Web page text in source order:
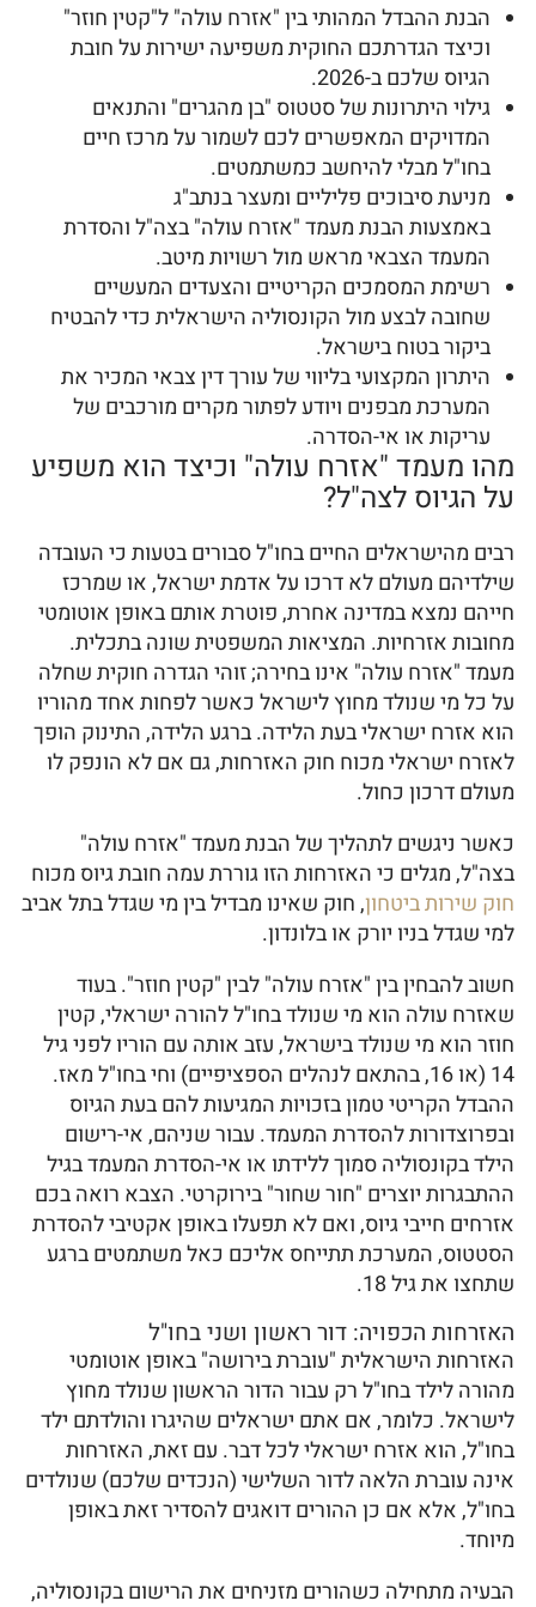
הבנת ההבדל המהותי בין "אזרח עולה" ל"קטין חוזר"
וכיצד הגדרתכם החוקית משפיעה ישירות על חובת
הגיוס שלכם ב-2026.
גילוי היתרונות של סטטוס "בן מהגרים" והתנאים
המדויקים המאפשרים לכם לשמור על מרכז חיים
בחו"ל מבלי להיחשב כמשתמטים.
מניעת סיבוכים פליליים ומעצר בנתב"ג
באמצעות הבנת מעמד "אזרח עולה" בצה"ל והסדרת
המעמד הצבאי מראש מול רשויות מיטב.
רשימת המסמכים הקריטיים והצעדים המעשיים
שחובה לבצע מול הקונסוליה הישראלית כדי להבטיח
ביקור בטוח בישראל.
היתרון המקצועי בליווי של עורך דין צבאי המכיר את
המערכת מבפנים ויודע לפתור מקרים מורכבים של
עריקות או אי-הסדרה.
מהו מעמד "אזרח עולה" וכיצד הוא משפיע
על הגיוס לצה"ל?
רבים מהישראלים החיים בחו"ל סבורים בטעות כי העובדה
שילדיהם מעולם לא דרכו על אדמת ישראל, או שמרכז
חייהם נמצא במדינה אחרת, פוטרת אותם באופן אוטומטי
מחובות אזרחיות. המציאות המשפטית שונה בתכלית.
מעמד "אזרח עולה" אינו בחירה; זוהי הגדרה חוקית שחלה
על כל מי שנולד מחוץ לישראל כאשר לפחות אחד מהוריו
הוא אזרח ישראלי בעת הלידה. ברגע הלידה, התינוק הופך
לאזרח ישראלי מכוח חוק האזרחות, גם אם לא הונפק לו
מעולם דרכון כחול.
כאשר ניגשים לתהליך של הבנת מעמד "אזרח עולה"
בצה"ל, מגלים כי האזרחות הזו גוררת עמה חובת גיוס מכוח
חוק שירות ביטחון, חוק שאינו מבדיל בין מי שגדל בתל אביב
למי שגדל בניו יורק או בלונדון.
חשוב להבחין בין "אזרח עולה" לבין "קטין חוזר". בעוד
שאזרח עולה הוא מי שנולד בחו"ל להורה ישראלי, קטין
חוזר הוא מי שנולד בישראל, עזב אותה עם הוריו לפני גיל
14 (או 16, בהתאם לנהלים הספציפיים) וחי בחו"ל מאז.
ההבדל הקריטי טמון בזכויות המגיעות להם בעת הגיוס
ובפרוצדורות להסדרת המעמד. עבור שניהם, אי-רישום
הילד בקונסוליה סמוך ללידתו או אי-הסדרת המעמד בגיל
ההתבגרות יוצרים "חור שחור" בירוקרטי. הצבא רואה בכם
אזרחים חייבי גיוס, ואם לא תפעלו באופן אקטיבי להסדרת
הסטטוס, המערכת תתייחס אליכם כאל משתמטים ברגע
שתחצו את גיל 18.
האזרחות הכפויה: דור ראשון ושני בחו"ל
האזרחות הישראלית "עוברת בירושה" באופן אוטומטי
מהורה לילד בחו"ל רק עבור הדור הראשון שנולד מחוץ
לישראל. כלומר, אם אתם ישראלים שהיגרו והולדתם ילד
בחו"ל, הוא אזרח ישראלי לכל דבר. עם זאת, האזרחות
אינה עוברת הלאה לדור השלישי (הנכדים שלכם) שנולדים
בחו"ל, אלא אם כן ההורים דואגים להסדיר זאת באופן
מיוחד.
הבעיה מתחילה כשהורים מזניחים את הרישום בקונסוליה,